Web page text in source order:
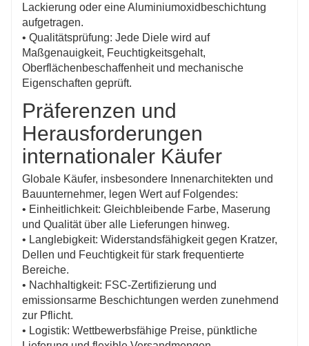
Lackierung oder eine Aluminiumoxidbeschichtung
aufgetragen.
• Qualitätsprüfung: Jede Diele wird auf
Maßgenauigkeit, Feuchtigkeitsgehalt,
Oberflächenbeschaffenheit und mechanische
Eigenschaften geprüft.
Präferenzen und
Herausforderungen
internationaler Käufer
Globale Käufer, insbesondere Innenarchitekten und
Bauunternehmer, legen Wert auf Folgendes:
• Einheitlichkeit: Gleichbleibende Farbe, Maserung
und Qualität über alle Lieferungen hinweg.
• Langlebigkeit: Widerstandsfähigkeit gegen Kratzer,
Dellen und Feuchtigkeit für stark frequentierte
Bereiche.
• Nachhaltigkeit: FSC-Zertifizierung und
emissionsarme Beschichtungen werden zunehmend
zur Pflicht.
• Logistik: Wettbewerbsfähige Preise, pünktliche